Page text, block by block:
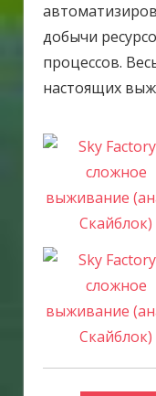
добычи
процессов.
настоящих